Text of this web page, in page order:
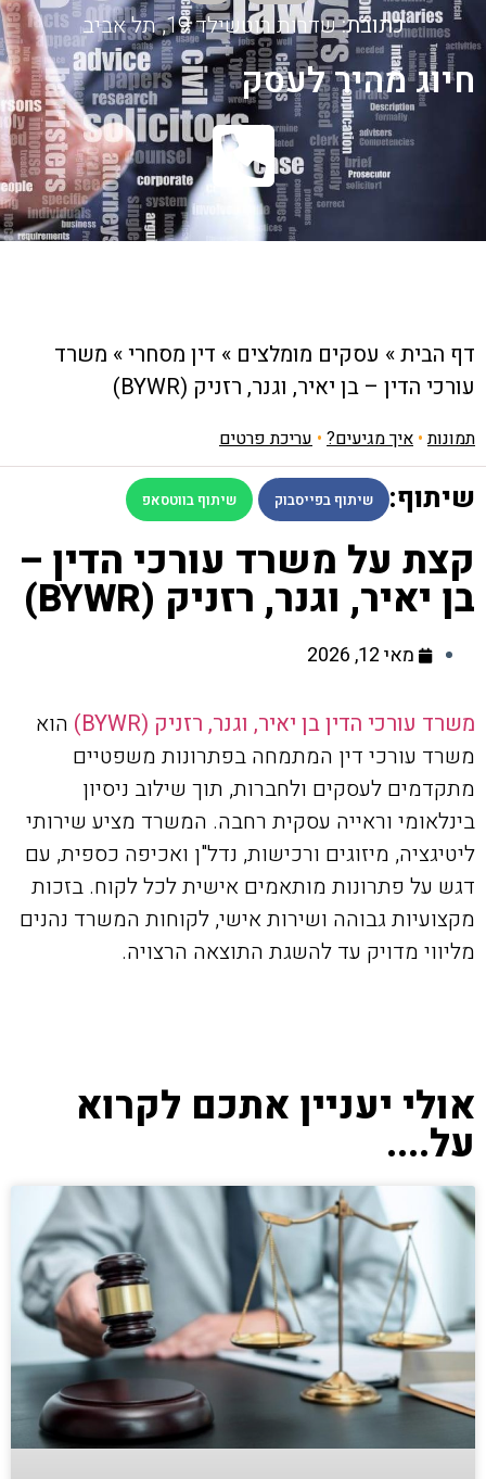
כתובת:שדרות רוטשילד 19, תל אביב
חיוג מהיר לעסק
דף הבית» עסקים מומלצים » דין מסחרי» משרד
עורכי הדין – בן יאיר, וגנר, רזניק (BYWR)
תמונות• איך מגיעים? • עריכת פרטים
שיתוף: שיתוף בפייסבוק שיתוף בווטסאפ
קצת על משרד עורכי הדין –
בן יאיר, וגנר, רזניק (BYWR)
מאי 12, 2026
משרד עורכי הדין בן יאיר, וגנר, רזניק (BYWR)
הוא
משרד עורכי דין המתמחה בפתרונות משפטיים
מתקדמים לעסקים ולחברות, תוך שילוב ניסיון
בינלאומי וראייה עסקית רחבה. המשרד מציע שירותי
ליטיגציה, מיזוגים ורכישות, נדל"ן ואכיפה כספית, עם
דגש על פתרונות מותאמים אישית לכל לקוח. בזכות
מקצועיות גבוהה ושירות אישי, לקוחות המשרד נהנים
מליווי מדויק עד להשגת התוצאה הרצויה.
אולי יעניין אתכם לקרוא
על....